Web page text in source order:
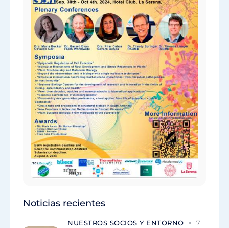
Noticias recientes
NUESTROS SOCIOS Y ENTORNO
7